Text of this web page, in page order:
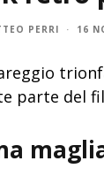
PERRI · 16
parte del